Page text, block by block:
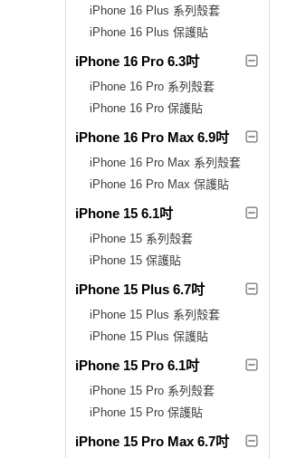
iPhone 16 Plus 系列殼套
iPhone 16 Plus 保護貼
iPhone 16 Pro 6.3吋
iPhone 16 Pro 系列殼套
iPhone 16 Pro 保護貼
iPhone 16 Pro Max 6.9吋
iPhone 16 Pro Max 系列殼套
iPhone 16 Pro Max 保護貼
iPhone 15 6.1吋
iPhone 15 系列殼套
iPhone 15 保護貼
iPhone 15 Plus 6.7吋
iPhone 15 Plus 系列殼套
iPhone 15 Plus 保護貼
iPhone 15 Pro 6.1吋
iPhone 15 Pro 系列殼套
iPhone 15 Pro 保護貼
iPhone 15 Pro Max 6.7吋